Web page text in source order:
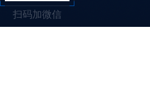
扫码加微信